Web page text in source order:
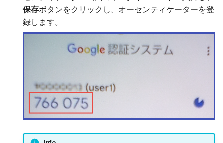
保存ボタンをクリックし、オーセンティケーターを登
録します。